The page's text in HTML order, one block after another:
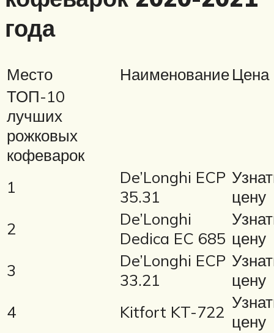
года
Место НаименованиеЦена
ТОП-10
лучших
рожковых
кофеварок
1
De’Longhi ECP
35.31
цену
2
De’Longhi
Dedica EC 685 цену
3
De’Longhi ECP
33.21
цену
4
Kitfort KT-722 цену